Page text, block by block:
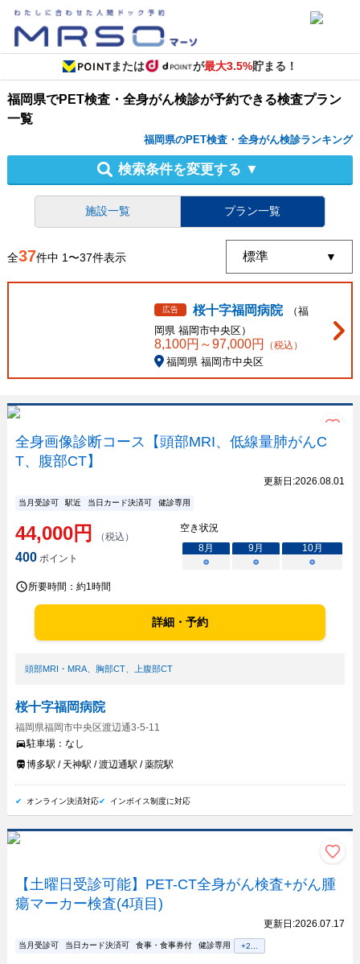
または が最大3.5%貯まる！
福岡県でPET検査・全身がん検診が予約できる検査プラン
一覧
福岡県のPET検査・全身がん検診ランキング
検索条件を変更する ▼
施設一覧 プラン一覧
全37件中 1〜37件表示
広告 桜十字福岡病院 （福
岡県 福岡市中央区）
8,100円～97,000円 （税込）
福岡県 福岡市中央区
全身画像診断コース【頭部MRI、低線量肺がんC
T、腹部CT】
更新日:2026.08.01
当月受診可 駅近 当日カード決済可 健診専用
44,000円 （税込）
400ポイント
空き状況
8月 9月 10月
○
○ ○
所要時間： 約1時間
詳細・予約
頭部MRI・MRA、 胸部CT、 上腹部CT
桜十字福岡病院
福岡県福岡市中央区渡辺通3-5-11
駐車場： なし
博多駅 / 天神駅 / 渡辺通駅 / 薬院駅
オンライン決済対応 インボイス制度に対応
【土曜日受診可能】PET-CT全身がん検査+がん腫
瘍マーカー検査(4項目)
更新日:2026.07.17
当月受診可 当日カード決済可 食事・食事券付 健診専用 +2...